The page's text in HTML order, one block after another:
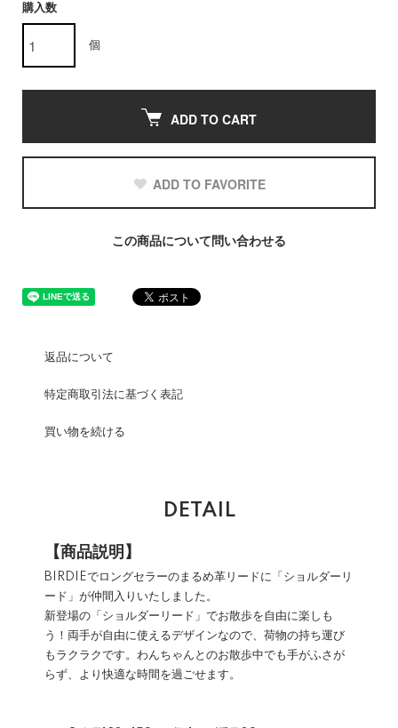
購入数
個
ADD TO CART
ADD TO FAVORITE
この商品について問い合わせる
返品について
特定商取引法に基づく表記
買い物を続ける
DETAIL
【商品説明】
BIRDIEでロングセラーのまるめ革リードに「ショルダーリ
ード」が仲間入りいたしました。
新登場の「ショルダーリード」でお散歩を自由に楽しも
う！両手が自由に使えるデザインなので、荷物の持ち運び
もラクラクです。わんちゃんとのお散歩中でも手がふさが
らず、より快適な時間を過ごせます。